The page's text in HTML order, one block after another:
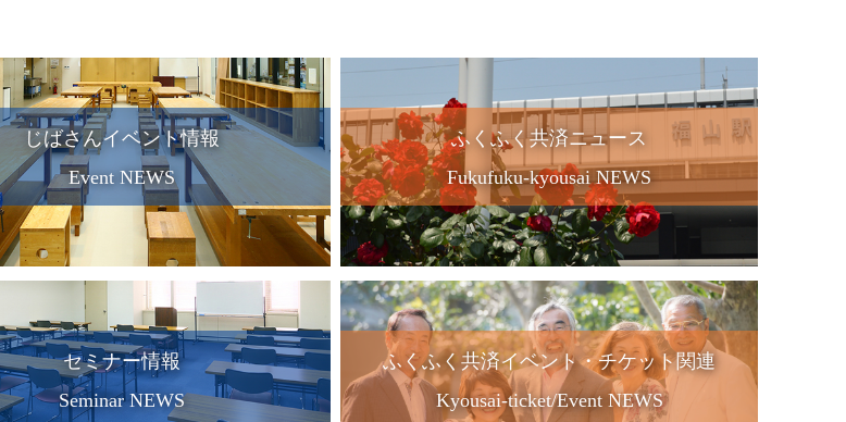
じばさんイベント情報
Event NEWS
セミナー情報
Seminar NEWS
ふくふく共済ニュース
Fukufuku-kyousai NEWS
ふくふく共済イベント・チケット関連
Kyousai-ticket/Event NEWS